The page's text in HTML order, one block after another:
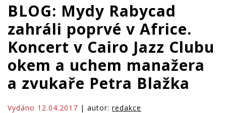
BLOG: Mydy Rabycad
zahráli poprvé v Africe.
Koncert v Cairo Jazz Clubu
okem a uchem manažera
a zvukaře Petra Blažka
Vydáno 12.04.2017 | autor: redakce